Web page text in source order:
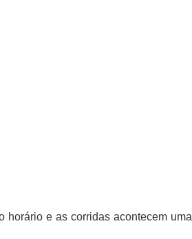
horário e as corridas acontecem uma